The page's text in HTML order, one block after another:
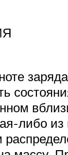
либо из